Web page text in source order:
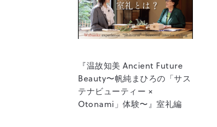
『温故知美 Ancient Future
Beauty〜帆純まひろの「サス
テナビューティー ×
Otonami」体験〜』室礼編